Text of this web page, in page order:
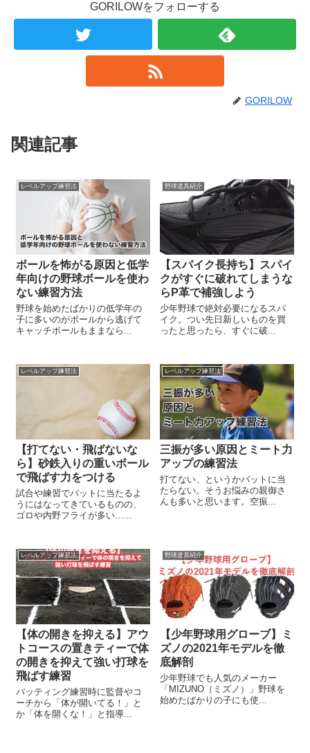
GORILOWをフォローする
GORILOW
関連記事
レベルアップ練習法
ボールを怖がる原因と低学
年向けの野球ボールを使わ
ない練習方法
野球を始めたばかりの低学年の
子に多いのがボールから逃げて
キャッチボールもままなら...
野球道具紹介
【スパイク長持ち】スパイ
クがすぐに破れてしまうな
らP革で補強しよう
少年野球で絶対必要になるスパ
イク。つい先日新しいものを買
ったと思ったら、すぐに破...
レベルアップ練習法
【打てない・飛ばないな
ら】砂鉄入りの重いボール
で飛ばす力をつける
試合や練習でバットに当たるよ
うにはなってきているものの、
ゴロや内野フライが多い…...
レベルアップ練習法
三振が多い原因とミート力
アップの練習法
打てない、というかバットに当
たらない。そうお悩みの親御さ
んも多いと思います。空振...
レベルアップ練習法
【体の開きを抑える】アウ
トコースの置きティーで体
の開きを抑えて強い打球を
飛ばす練習
バッティング練習時に監督やコ
ーチから「体が開いてる！」と
か「体を開くな！」と指導...
野球道具紹介
【少年野球用グローブ】ミ
ズノの2021年モデルを徹
底解剖
少年野球でも人気のメーカー
「MIZUNO（ミズノ）」野球を
始めたばかりの子にも使...